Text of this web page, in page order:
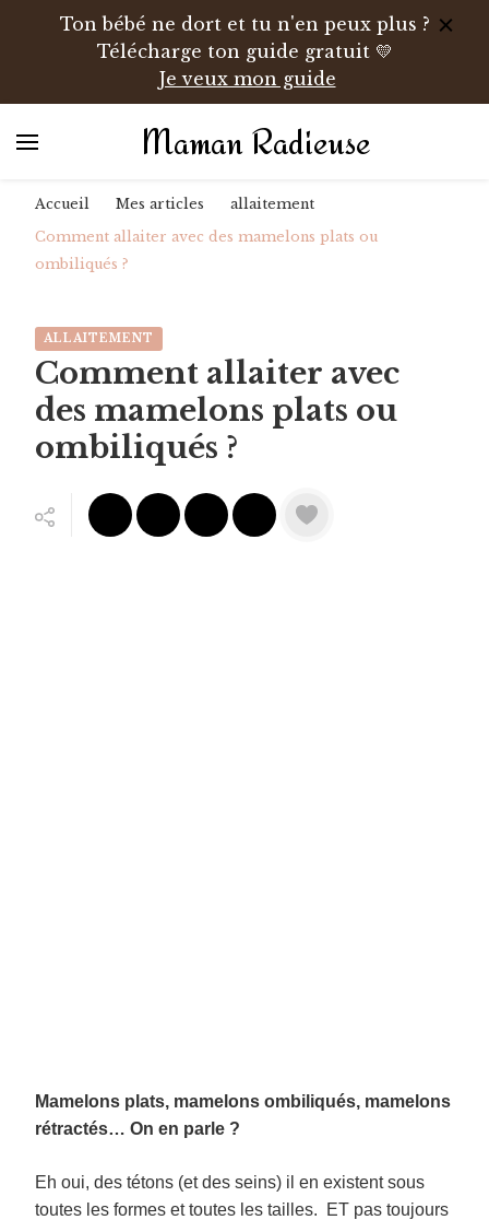
Ton bébé ne dort et tu n'en peux plus ?
Télécharge ton guide gratuit 💛
Je veux mon guide
Maman Radieuse
Accueil Mes articles
allaitement
Comment allaiter avec des mamelons plats ou
ombiliqués ?
ALLAITEMENT
Comment allaiter avec
des mamelons plats ou
ombiliqués ?
Mamelons plats, mamelons ombiliqués, mamelons
rétractés… On en parle ?
Eh oui, des tétons (et des seins) il en existent sous
toutes les formes et toutes les tailles. ET pas toujours